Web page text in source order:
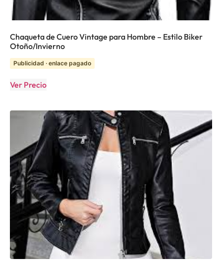
Chaqueta de Cuero Vintage para Hombre – Estilo Biker
Otoño/Invierno
Publicidad · enlace pagado
Ver Precio